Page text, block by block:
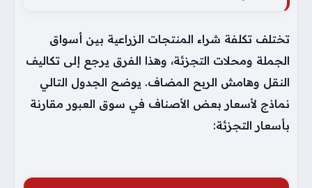
تختلف تكلفة شراء المنتجات الزراعية بين أسواق
الجملة ومحلات التجزئة، وهذا الفرق يرجع إلى تكاليف
النقل وهامش الربح المضاف. يوضح الجدول التالي
نماذج لأسعار بعض الأصناف في سوق العبور مقارنة
بأسعار التجزئة: